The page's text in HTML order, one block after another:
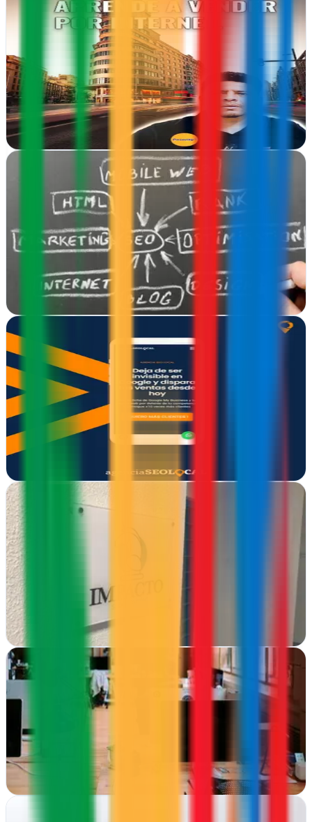
Ventas Online - Posonty
Posonty impulsa negocios en Guadalajara a través de estrategias
SEO y venta online que generan resultados medibles y crecimiento
real
Ver ficha completa
Agencia SEO Kdosd
Barcelona
En Barcelona, Kdosd impulsa tu negocio online con estrategias
SEO, comercio electrónico y marketing digital integral para
resultados medibles
Ver ficha
Agencia SEO Local
En Madrid, posicionan negocios locales en Google con estrategia de
contenidos y redacción especializada para convertir búsquedas en
clientes reales
Ver ficha
Agencia SEO Madrid | Impacto
Posicionamiento en buscadores y campañas digitales integrales en
Madrid. Tráfico cualificado y resultados medibles para tu negocio
online
Ver ficha completa
Agencia SEO Marketing
Ontinyent, Valencia
Ontinyent. Posicionamiento web y estrategias digitales integrales
para empresas que quieren crecer online sin complicaciones
Ver ficha